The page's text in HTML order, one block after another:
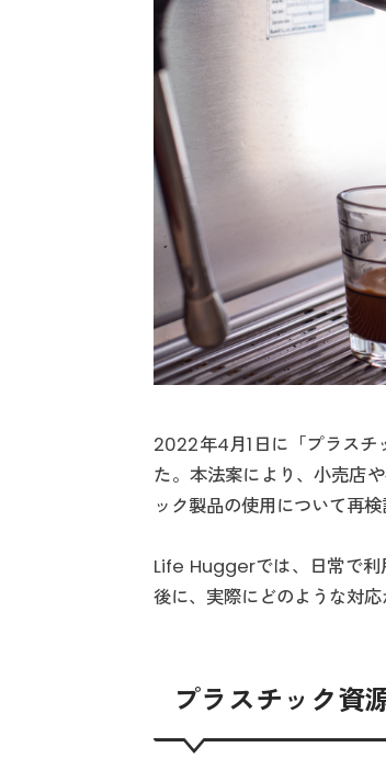
2022年4月1日に「プラスチ
た。本法案により、小売店
ック製品の使用について再
Life Huggerでは、日常で利
後に、実際にどのような対
プラスチック資